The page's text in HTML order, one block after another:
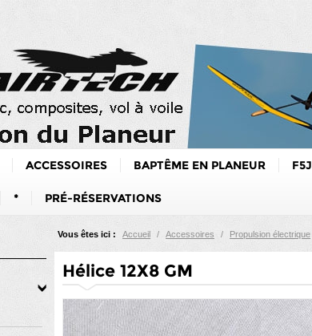
ACCESSOIRES BAPTÊME EN PLANEUR F5J
* PRÉ-RÉSERVATIONS
Vous êtes ici : Accueil / Accessoires / Propulsion électrique
Hélice 12X8 GM